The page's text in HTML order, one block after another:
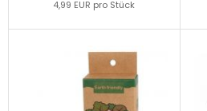
4,99 EUR pro Stück